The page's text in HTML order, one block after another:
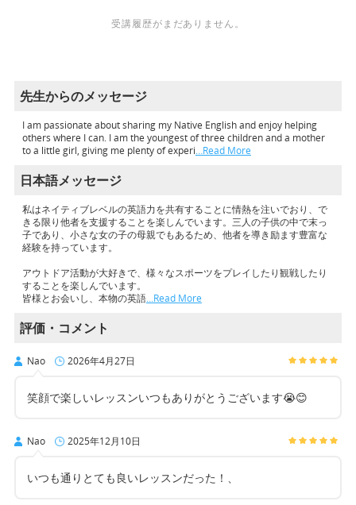
受講履歴がまだありません。
先生からのメッセージ
I am passionate about sharing my Native English and enjoy helping
others where I can. I am the youngest of three children and a mother
to a little girl, giving me plenty of experi…Read More
日本語メッセージ
私はネイティブレベルの英語力を共有することに情熱を注いでおり、で
きる限り他者を支援することを楽しんでいます。三人の子供の中で末っ
子であり、小さな女の子の母親でもあるため、他者を導き励ます豊富な
経験を持っています。
アウトドア活動が大好きで、様々なスポーツをプレイしたり観戦したり
することを楽しんでいます。
皆様とお会いし、本物の英語…Read More
評価・コメント
Nao 2026年4月27日
笑顔で楽しいレッスンいつもありがとうございます😭😊
Nao 2025年12月10日
いつも通りとても良いレッスンだった！、